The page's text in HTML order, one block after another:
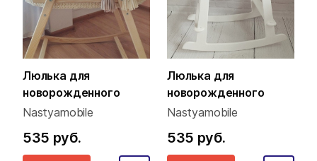
Люлька для
новорожденного
Nastyamobile
535 руб.
Люлька для
новорожденного
Nastyamobile
535 руб.